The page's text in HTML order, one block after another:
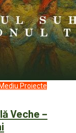
Mediu Proiecte
Veche –